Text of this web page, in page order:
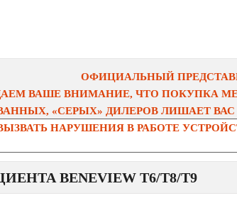
ОФИЦИАЛЬНЫЙ
ВАШЕ ВНИМАНИЕ, ЧТО ПОКУПКА
«СЕРЫХ» ДИЛЕРОВ ЛИШАЕТ
НАРУШЕНИЯ В РАБОТЕ
BENEVIEW T6/T8/T9